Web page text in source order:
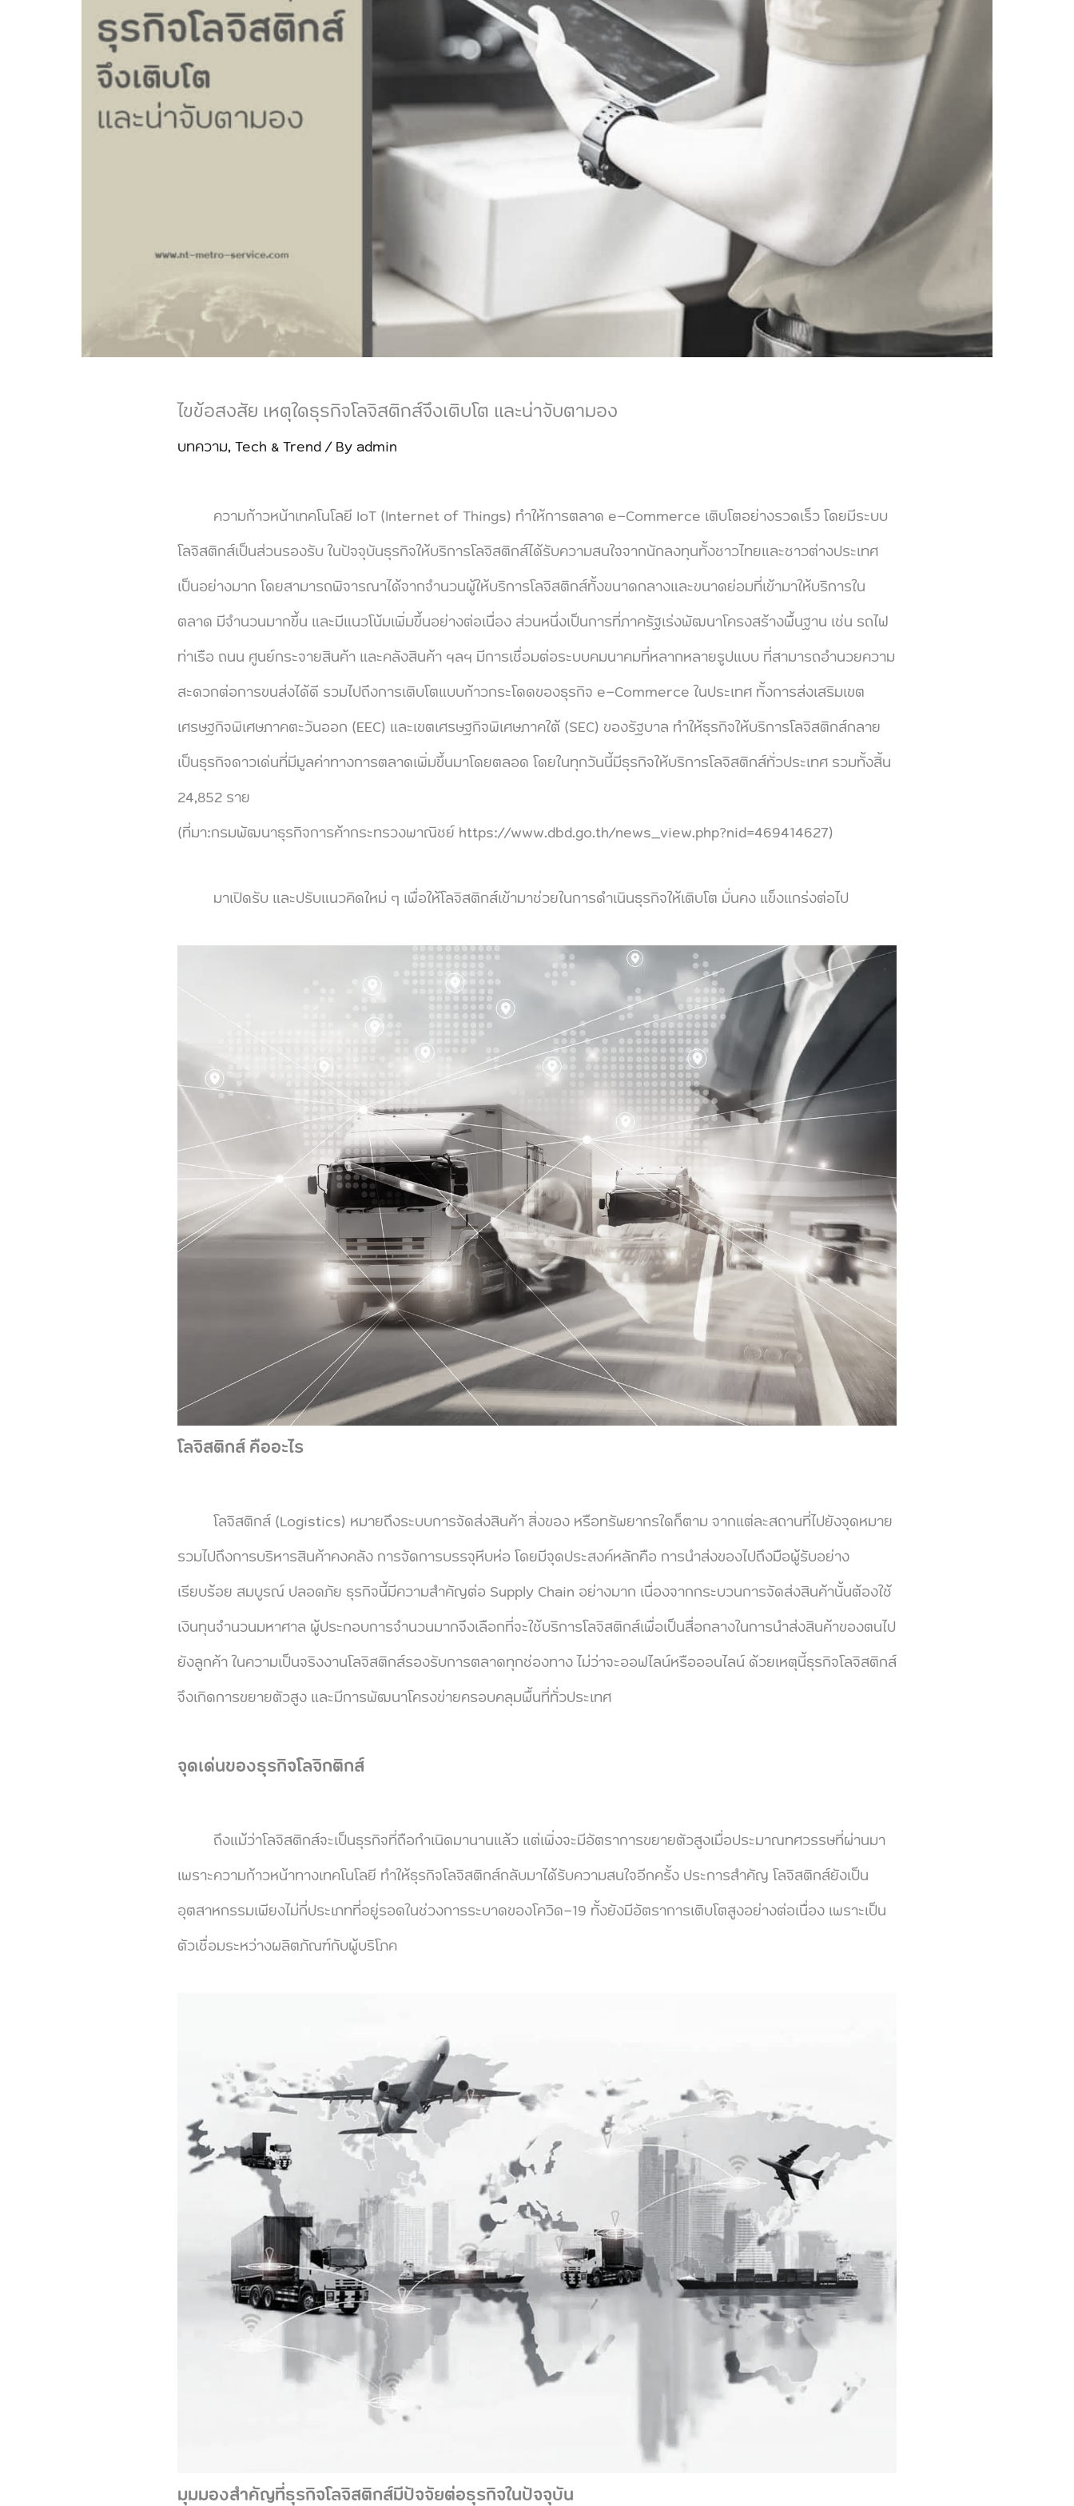
ไขข้อสงสัย เหตุใดธุรกิจโลจิสติกส์จึงเติบโต และน่าจับตามอง
บทความ, Tech & Trend/ By admin
ความก้าวหน้าเทคโนโลยี IoT (Internet of Things) ทำให้การตลาด e-Commerce เติบโตอย่างรวดเร็ว โดยมีระบบ
โลจิสติกส์เป็นส่วนรองรับ ในปัจจุบันธุรกิจให้บริการโลจิสติกส์ได้รับความสนใจจากนักลงทุนทั้งชาวไทยและชาวต่างประเทศ
เป็นอย่างมาก โดยสามารถพิจารณาได้จากจำนวนผู้ให้บริการโลจิสติกส์ทั้งขนาดกลางและขนาดย่อมที่เข้ามาให้บริการใน
ตลาด มีจำนวนมากขึ้น และมีแนวโน้มเพิ่มขึ้นอย่างต่อเนื่อง ส่วนหนึ่งเป็นการที่ภาครัฐเร่งพัฒนาโครงสร้างพื้นฐาน เช่น รถไฟ
ท่าเรือ ถนน ศูนย์กระจายสินค้า และคลังสินค้า ฯลฯ มีการเชื่อมต่อระบบคมนาคมที่หลากหลายรูปแบบ ที่สามารถอำนวยความ
สะดวกต่อการขนส่งได้ดี รวมไปถึงการเติบโตแบบก้าวกระโดดของธุรกิจ e-Commerce ในประเทศ ทั้งการส่งเสริมเขต
เศรษฐกิจพิเศษภาคตะวันออก (EEC) และเขตเศรษฐกิจพิเศษภาคใต้ (SEC) ของรัฐบาล ทำให้ธุรกิจให้บริการโลจิสติกส์กลาย
เป็นธุรกิจดาวเด่นที่มีมูลค่าทางการตลาดเพิ่มขึ้นมาโดยตลอด โดยในทุกวันนี้มีธุรกิจให้บริการโลจิสติกส์ทั่วประเทศ รวมทั้งสิ้น
24,852 ราย
(ที่มา:กรมพัฒนาธุรกิจการค้ากระทรวงพาณิชย์ https://www.dbd.go.th/news_view.php?nid=469414627)
มาเปิดรับ และปรับแนวคิดใหม่ ๆ เพื่อให้โลจิสติกส์เข้ามาช่วยในการดำเนินธุรกิจให้เติบโต มั่นคง แข็งแกร่งต่อไป
โลจิสติกส์ คืออะไร
โลจิสติกส์ (Logistics) หมายถึงระบบการจัดส่งสินค้า สิ่งของ หรือทรัพยากรใดก็ตาม จากแต่ละสถานที่ไปยังจุดหมาย
รวมไปถึงการบริหารสินค้าคงคลัง การจัดการบรรจุหีบห่อ โดยมีจุดประสงค์หลักคือ การนำส่งของไปถึงมือผู้รับอย่าง
เรียบร้อย สมบูรณ์ ปลอดภัย ธุรกิจนี้มีความสำคัญต่อ Supply Chain อย่างมาก เนื่องจากกระบวนการจัดส่งสินค้านั้นต้องใช้
เงินทุนจำนวนมหาศาล ผู้ประกอบการจำนวนมากจึงเลือกที่จะใช้บริการโลจิสติกส์เพื่อเป็นสื่อกลางในการนำส่งสินค้าของตนไป
ยังลูกค้า ในความเป็นจริงงานโลจิสติกส์รองรับการตลาดทุกช่องทาง ไม่ว่าจะออฟไลน์หรือออนไลน์ ด้วยเหตุนี้ธุรกิจโลจิสติกส์
จึงเกิดการขยายตัวสูง และมีการพัฒนาโครงข่ายครอบคลุมพื้นที่ทั่วประเทศ
จุดเด่นของธุรกิจโลจิกติกส์
ถึงแม้ว่าโลจิสติกส์จะเป็นธุรกิจที่ถือกำเนิดมานานแล้ว แต่เพิ่งจะมีอัตราการขยายตัวสูงเมื่อประมาณทศวรรษที่ผ่านมา
เพราะความก้าวหน้าทางเทคโนโลยี ทำให้ธุรกิจโลจิสติกส์กลับมาได้รับความสนใจอีกครั้ง ประการสำคัญ โลจิสติกส์ยังเป็น
อุตสาหกรรมเพียงไม่กี่ประเภทที่อยู่รอดในช่วงการระบาดของโควิด-19 ทั้งยังมีอัตราการเติบโตสูงอย่างต่อเนื่อง เพราะเป็น
ตัวเชื่อมระหว่างผลิตภัณฑ์กับผู้บริโภค
มุมมองสำคัญที่ธุรกิจโลจิสติกส์มีปัจจัยต่อธุรกิจในปัจจุบัน